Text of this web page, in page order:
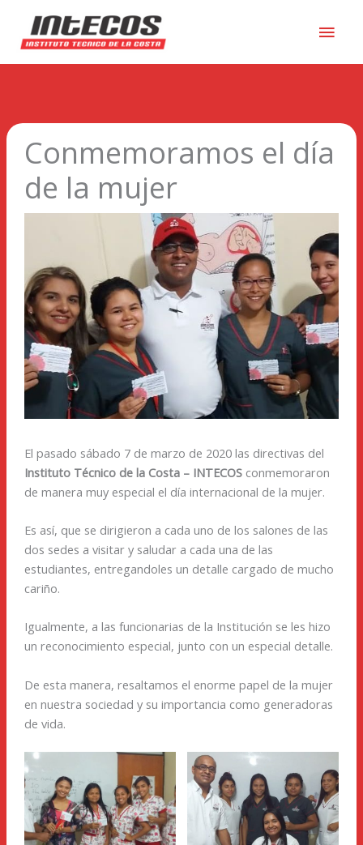
Conmemoramos el día
de la mujer
El pasado sábado 7 de marzo de 2020 las directivas del
Instituto Técnico de la Costa – INTECOSconmemoraron
de manera muy especial el día internacional de la mujer.
Es así, que se dirigieron a cada uno de los salones de las
dos sedes a visitar y saludar a cada una de las
estudiantes, entregandoles un detalle cargado de mucho
cariño.
Igualmente, a las funcionarias de la Institución se les hizo
un reconocimiento especial, junto con un especial detalle.
De esta manera, resaltamos el enorme papel de la mujer
en nuestra sociedad y su importancia como generadoras
de vida.